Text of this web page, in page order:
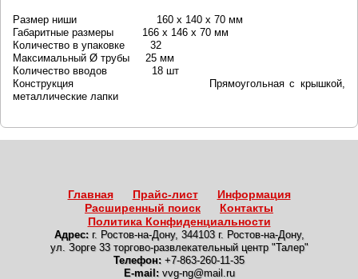
Размер ниши 160 x 140 x 70 мм
Габаритные размеры 166 x 146 x 70 мм
Количество в упаковке 32
Максимальный Ø трубы 25 мм
Количество вводов 18 шт
Конструкция Прямоугольная с крышкой,
металлические лапки
Главная Прайс-лист
Информация
Расширенный поиск
Контакты
Политика Конфиденциальности
Адрес: г. Ростов-на-Дону, 344103 г. Ростов-на-Дону,
ул. Зорге 33 торгово-развлекательный центр "Талер"
Телефон: +7-863-260-11-35
E-mail: vvg-ng@mail.ru